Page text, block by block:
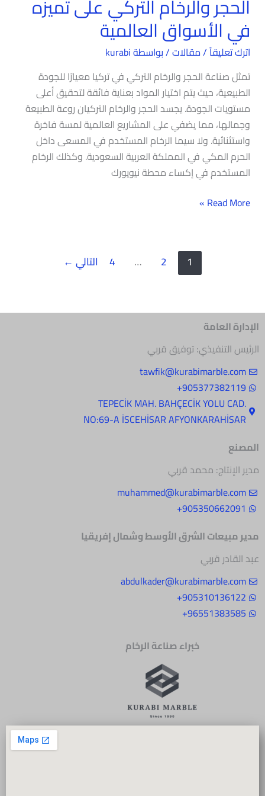
الحجر والرخام التركي على تميزه
في الأسواق العالمية
اترك تعليقاً/مقالات/ بواسطةkurabi
تمثل صناعة الحجر والرخام التركي في تركيا معيارًا للجودة
الطبيعية، حيث يتم اختيار المواد بعناية فائقة لتحقيق أعلى
مستويات الجودة. يجسد الحجر والرخام التركيان روعة الطبيعة
وجمالها، مما يضفي على المشاريع العالمية لمسة فاخرة
واستثنائية. ولا سيما الرخام المستخدم في المسعى داخل
الحرم المكي في المملكة العربية السعودية. وكذلك الرخام
المستخدم في إكساء محطة نيويورك
العالمية
Read More »
1
2
…
4 التالي ←
الإدارة العامة
الرئيس التنفيذي: توفيق قربي
tawfik@kurabimarble.com
905377382119+
.TEPECİK MAH. BAHÇECİK YOLU CAD
NO:69-A İSCEHİSAR AFYONKARAHİSAR
المصنع
مدير الإنتاج: محمد قربي
muhammed@kurabimarble.com
905350662091+
مدير مبيعات الشرقالأوسط وشمال إفريقيا
عبد القادر قربي
abdulkader@kurabimarble.com
905310136122+
96551383585+
خبراء صناعة الرخام